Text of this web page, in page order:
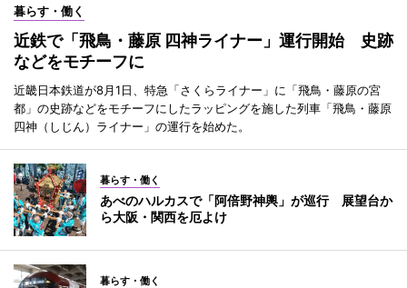
暮らす・働く
近鉄で「飛鳥・藤原 四神ライナー」運行開始 史跡
などをモチーフに
近畿日本鉄道が8月1日、特急「さくらライナー」に「飛鳥・藤原の宮
都」の史跡などをモチーフにしたラッピングを施した列車「飛鳥・藤原
四神（しじん）ライナー」の運行を始めた。
暮らす・働く
あべのハルカスで「阿倍野神輿」が巡行 展望台か
ら大阪・関西を厄よけ
暮らす・働く